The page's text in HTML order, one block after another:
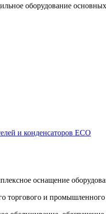
оборудование
и конденсаторов ECO
оснащение
торгового и